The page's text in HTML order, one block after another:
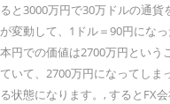
ると3000万円で30万ドルの通貨
が変動して、1ドル＝90円にな
本円での価値は2700万円という
ていて、2700万円になってしま
る状態になります。, するとFX